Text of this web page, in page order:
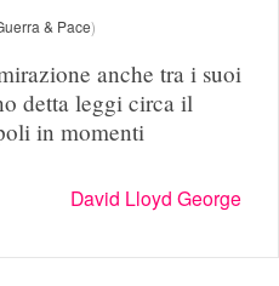
& Pace)
anche tra i suoi
detta leggi circa il
in momenti
David Lloyd George